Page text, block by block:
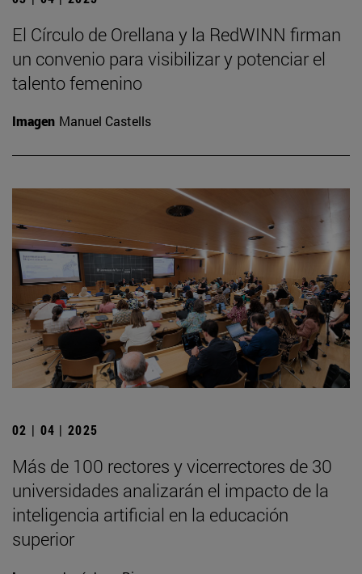
El Círculo de Orellana y la RedWINN firman
un convenio para visibilizar y potenciar el
talento femenino
Imagen Manuel Castells
02 | 04 | 2025
Más de 100 rectores y vicerrectores de 30
universidades analizarán el impacto de la
inteligencia artificial en la educación
superior